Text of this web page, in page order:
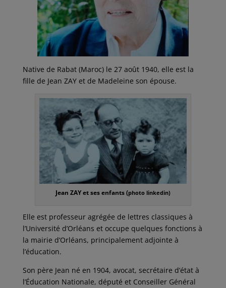
Native de Rabat (Maroc) le 27 août 1940, elle est la
fille de Jean ZAY et de Madeleine son épouse.
Jean ZAY et ses enfants (photo linkedin)
Elle est professeur agrégée de lettres classiques à
l’Université d’Orléans et occupe quelques fonctions à
la mairie d’Orléans, principalement adjointe à
l’éducation.
Son père Jean né en 1904, avocat, secrétaire d’état à
l’Éducation Nationale, député et Conseiller Général